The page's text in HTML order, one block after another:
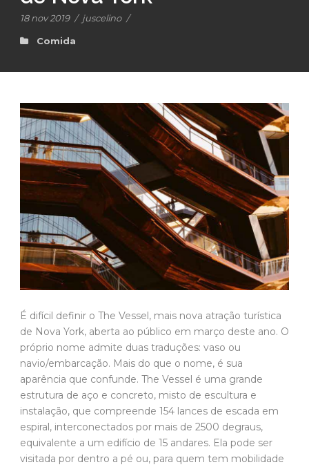
18 nov 2019 / juscelino /
Comida
É difícil definir o The Vessel, mais nova atração turística
de Nova York, aberta ao público em março deste ano. O
próprio nome admite duas traduções: vaso ou
navio/embarcação. Mais do que o nome, é sua
aparência que confunde. The Vessel é uma grande
estrutura de aço e concreto, misto de escultura e
instalação, que compreende 154 lances de escada em
espiral, interconectados por mais de 2500 degraus,
equivalente a um edifício de 15 andares. Ela pode ser
visitada por dentro a pé ou, para quem tem mobilidade